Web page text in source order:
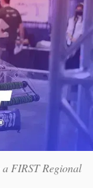
FIRST Regional